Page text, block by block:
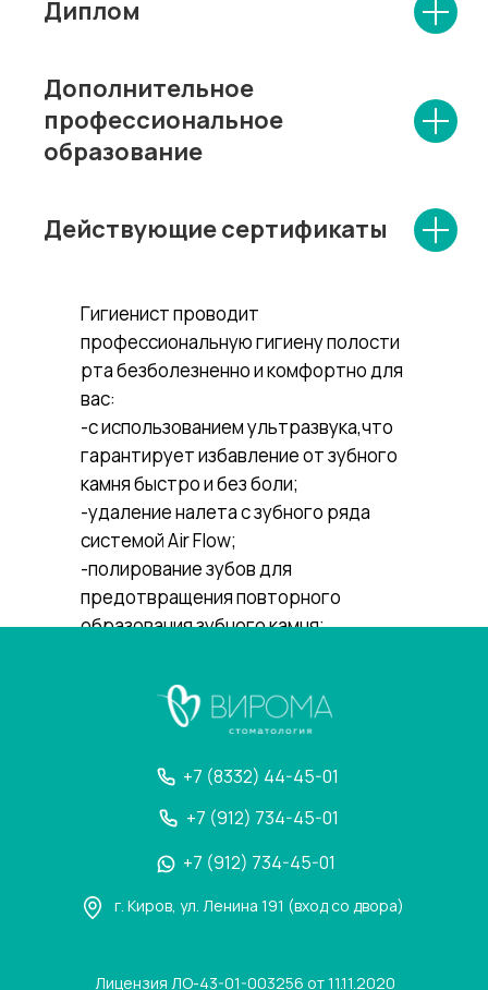
Диплом
Дополнительное
профессиональное
образование
Действующие сертификаты
Гигиенист проводит
профессиональную гигиену полости
рта безболезненно и комфортно для
вас:
-с использованием ультразвука,что
гарантирует избавление от зубного
камня быстро и без боли;
-удаление налета с зубного ряда
системой Air Flow;
-полирование зубов для
предотвращения повторного
образования зубного камня;
терапию,позволяющую укрепить
зубную эмаль.
Профессиональную чистку следует
проводить 1 раз в 6 месяцев или
вмешательствами, особенно перед
протезированием или имплантацией
+7 (8332) 44-45-01
+7 (912) 734-45-01
г. Киров, ул. Ленина 191 (вход со двора)
+7 (912) 734-45-01
Лицензия ЛО-43-01-003256 от 11.11.2020